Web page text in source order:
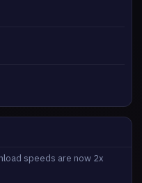
speeds are now 2x